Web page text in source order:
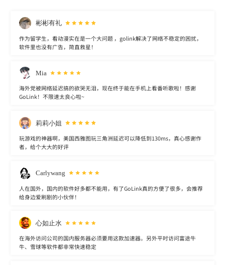
彬彬有礼
作为留学生，看动漫实在是一个大问题 ，golink解决了网络不稳定的困扰，
软件里也没有广告，简直救星！
Mia
海外党被网络延迟搞的欲哭无泪，现在终于能在手机上看番听歌啦！感谢
GoLink！不限速太良心啦~
莉莉小姐
玩游戏的神器啊，美国西雅图玩三角洲延迟可以降低到130ms，真心感谢作
者，给个大大的好评
Carlywang
人在国外，国内的软件好多都不能用，有了GoLink真的方便了很多，会推荐
给身边爱刷剧的小伙伴！
心如止水
在海外访问公司的国内服务器必须要用这款加速器。另外平时访问富途牛
牛、雪球等软件都非常快速稳定